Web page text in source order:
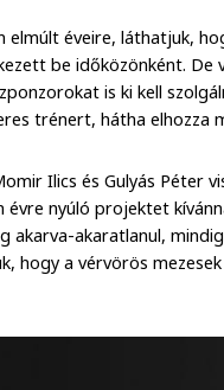
elmúlt éveire, láthatjuk,
be időközönként. De
is ki kell
trénert, hátha elhozza
Ilics és Gulyás Péter
nyúló projektet
akarva-akaratlanul,
hogy a vérvörös